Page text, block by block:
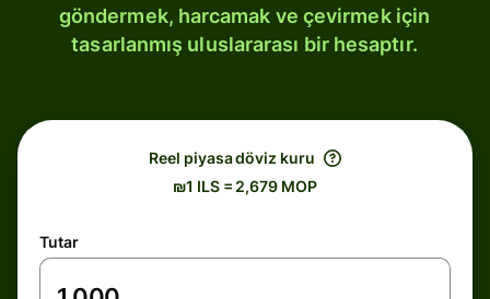
göndermek, harcamak ve çevirmek için
tasarlanmış uluslararası bir hesaptır.
Reel piyasa döviz kuru
₪1 ILS = 2,679 MOP
Tutar